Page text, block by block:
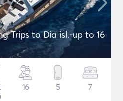
Trips to Dia isl.-up to 16
16 5 7